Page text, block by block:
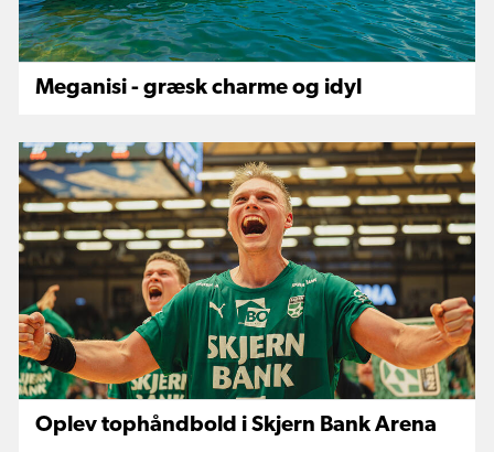
Meganisi - græsk charme og idyl
Oplev tophåndbold i Skjern Bank Arena